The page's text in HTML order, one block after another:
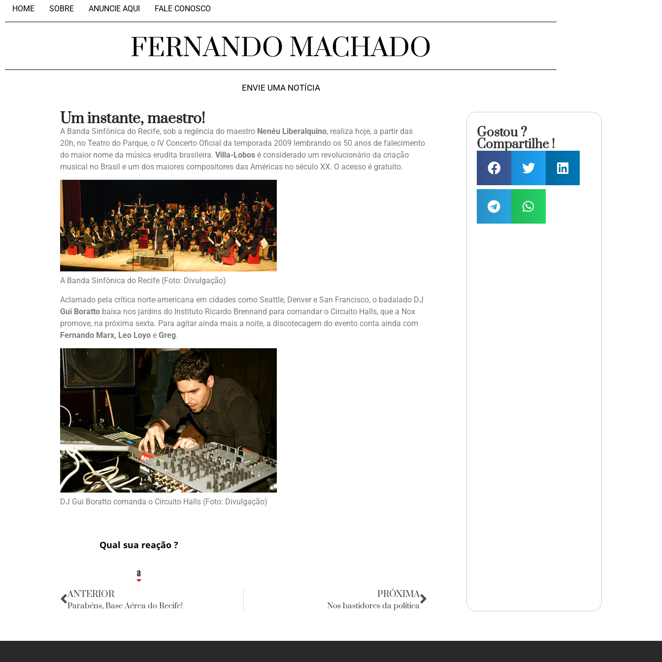
HOME SOBRE ANUNCIE AQUI FALE CONOSCO
FERNANDO MACHADO
ENVIE UMA NOTÍCIA
Um instante, maestro!
A Banda Sinfônica do Recife, sob a regência do maestro Nenéu Liberalquino, realiza hoje, a partir das
20h, no Teatro do Parque, o IV Concerto Oficial da temporada 2009 lembrando os 50 anos de falecimento
do maior nome da música erudita brasileira. Villa-Lobos é considerado um revolucionário da criação
musical no Brasil e um dos maiores compositores das Américas no século XX. O acesso é gratuito.
A Banda Sinfônica do Recife (Foto: Divulgação)
Aclamado pela crítica norte-americana em cidades como Seattle, Denver e San Francisco, o badalado DJ
Gui Boratto baixa nos jardins do Instituto Ricardo Brennand para comandar o Circuito Halls, que a Nox
promove, na próxima sexta. Para agitar ainda mais a noite, a discotecagem do evento conta ainda com
Fernando Marx, Leo Loyo e Greg.
DJ Gui Boratto comanda o Circuito Halls (Foto: Divulgação)
Qual sua reação ?
1
2
8
ANTERIOR
Parabéns, Base Aérea do Recife!
PRÓXIMA
Nos bastidores da política
Gostou ?
Compartilhe !